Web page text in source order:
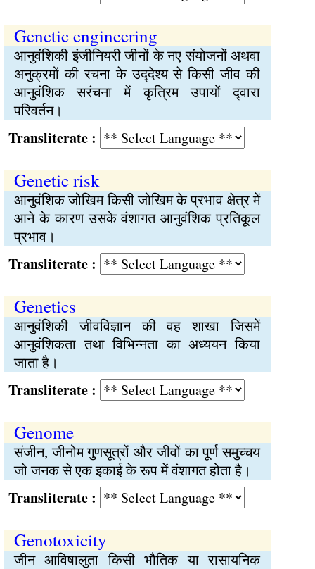
Genetic engineering
आनुवंशिकी इंजीनियरी जीनों के नए संयोजनों अथवा
अनुक्रमों की रचना के उद्‍देश्य से किसी जीव की
आनुवंशिक सरंचना में कृत्रिम उपायों द्‍वारा
परिवर्तन।
:
Genetic risk
आनुवंशिक जोखिम किसी जोखिम के प्रभाव क्षेत्र में
आने के कारण उसके वंशागत आनुवंशिक प्रतिकूल
प्रभाव।
:
Genetics
आनुवंशिकी जीवविज्ञान की वह शाखा जिसमें
आनुवंशिकता तथा विभिन्‍नता का अध्ययन किया
जाता है।
:
Genome
संजीन, जीनोम गुणसूत्रों और जीवों का पूर्ण समुच्‍चय
जो जनक से एक इकाई के रूप में वंशागत होता है।
:
Genotoxicity
जीन आविषालुता किसी भौतिक या रासायनिक